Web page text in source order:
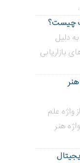
چیست؟
دلیل
بازاریابی
واژه علم
هنر